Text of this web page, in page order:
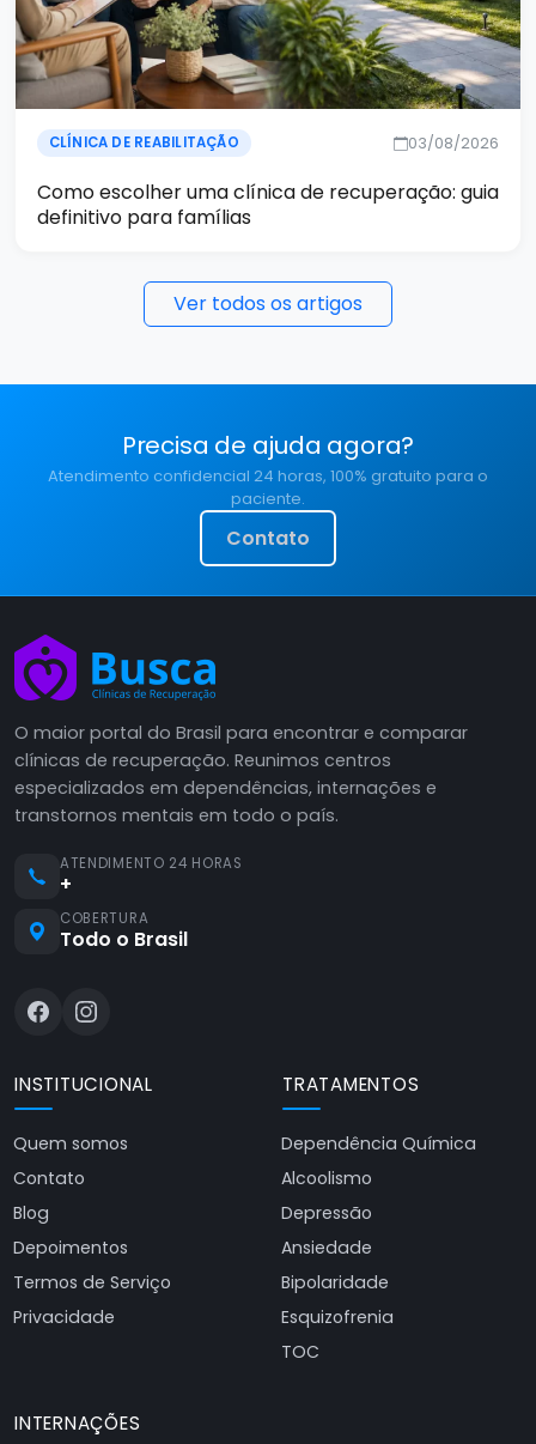
CLÍNICA DE REABILITAÇÃO 03/08/2026
Como escolher uma clínica de recuperação: guia
definitivo para famílias
Ver todos os artigos
Precisa de ajuda agora?
Atendimento confidencial 24 horas, 100% gratuito para o
paciente.
Contato
O maior portal do Brasil para encontrar e comparar
clínicas de recuperação. Reunimos centros
especializados em dependências, internações e
transtornos mentais em todo o país.
ATENDIMENTO 24 HORAS
+
COBERTURA
Todo o Brasil
INSTITUCIONAL
Quem somos
Contato
Blog
Depoimentos
Termos de Serviço
Privacidade
TRATAMENTOS
Dependência Química
Alcoolismo
Depressão
Ansiedade
Bipolaridade
Esquizofrenia
TOC
INTERNAÇÕES